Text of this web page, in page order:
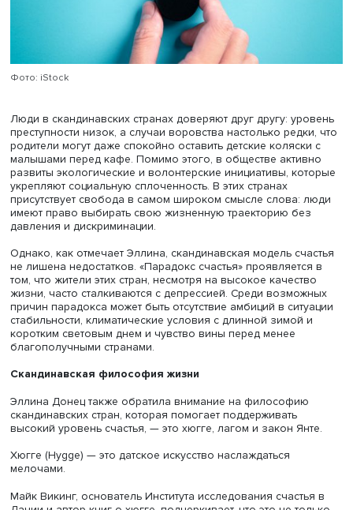
Фото: iStock
Люди в скандинавских странах доверяют друг другу:
преступности низок, а случаи воровства настолько
родители могут даже спокойно оставить детские
малышами перед кафе. Помимо этого, в обществе
развиты экологические и волонтерские инициативы,
присутствует свобода в самом широком смысле слова:
имеют право выбирать свою жизненную траекторию
давления и дискриминации.
Однако, как отмечает Эллина, скандинавская модель
том, что жители этих стран, несмотря на высокое